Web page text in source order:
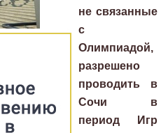
не связанные
с
Олимпиадой,
разрешено
проводить в
Сочи в
период Игр